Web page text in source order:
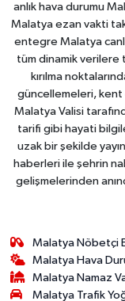
anlık hava durumu
Malatya ezan vakti
entegre Malatya
tüm dinamik verilere
kırılma
güncellemeleri, kent
Malatya Valisi
tarifi gibi hayati
uzak bir şekilde
haberleri ile şehrin
gelişmelerinden
Malatya Nöbetçi
Malatya Hava
Malatya Namaz
Malatya Trafik